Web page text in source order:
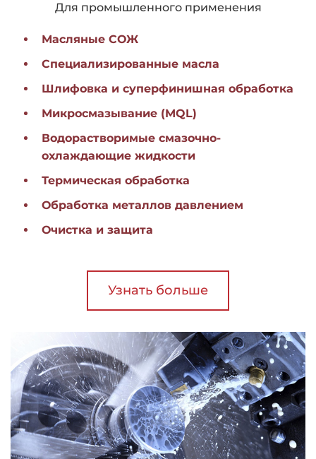
Для промышленного применения
Масляные СОЖ
Специализированные масла
Шлифовка и суперфинишная обработка
Микросмазывание (MQL)
Водорастворимые смазочно-
охлаждающие жидкости
Термическая обработка
Обработка металлов давлением
Очистка и защита
Узнать больше